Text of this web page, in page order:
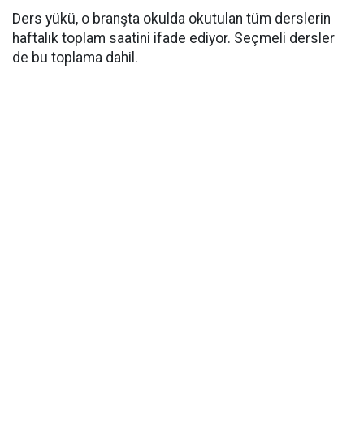
Ders yükü, o branşta okulda okutulan tüm derslerin
haftalık toplam saatini ifade ediyor. Seçmeli dersler
de bu toplama dahil.